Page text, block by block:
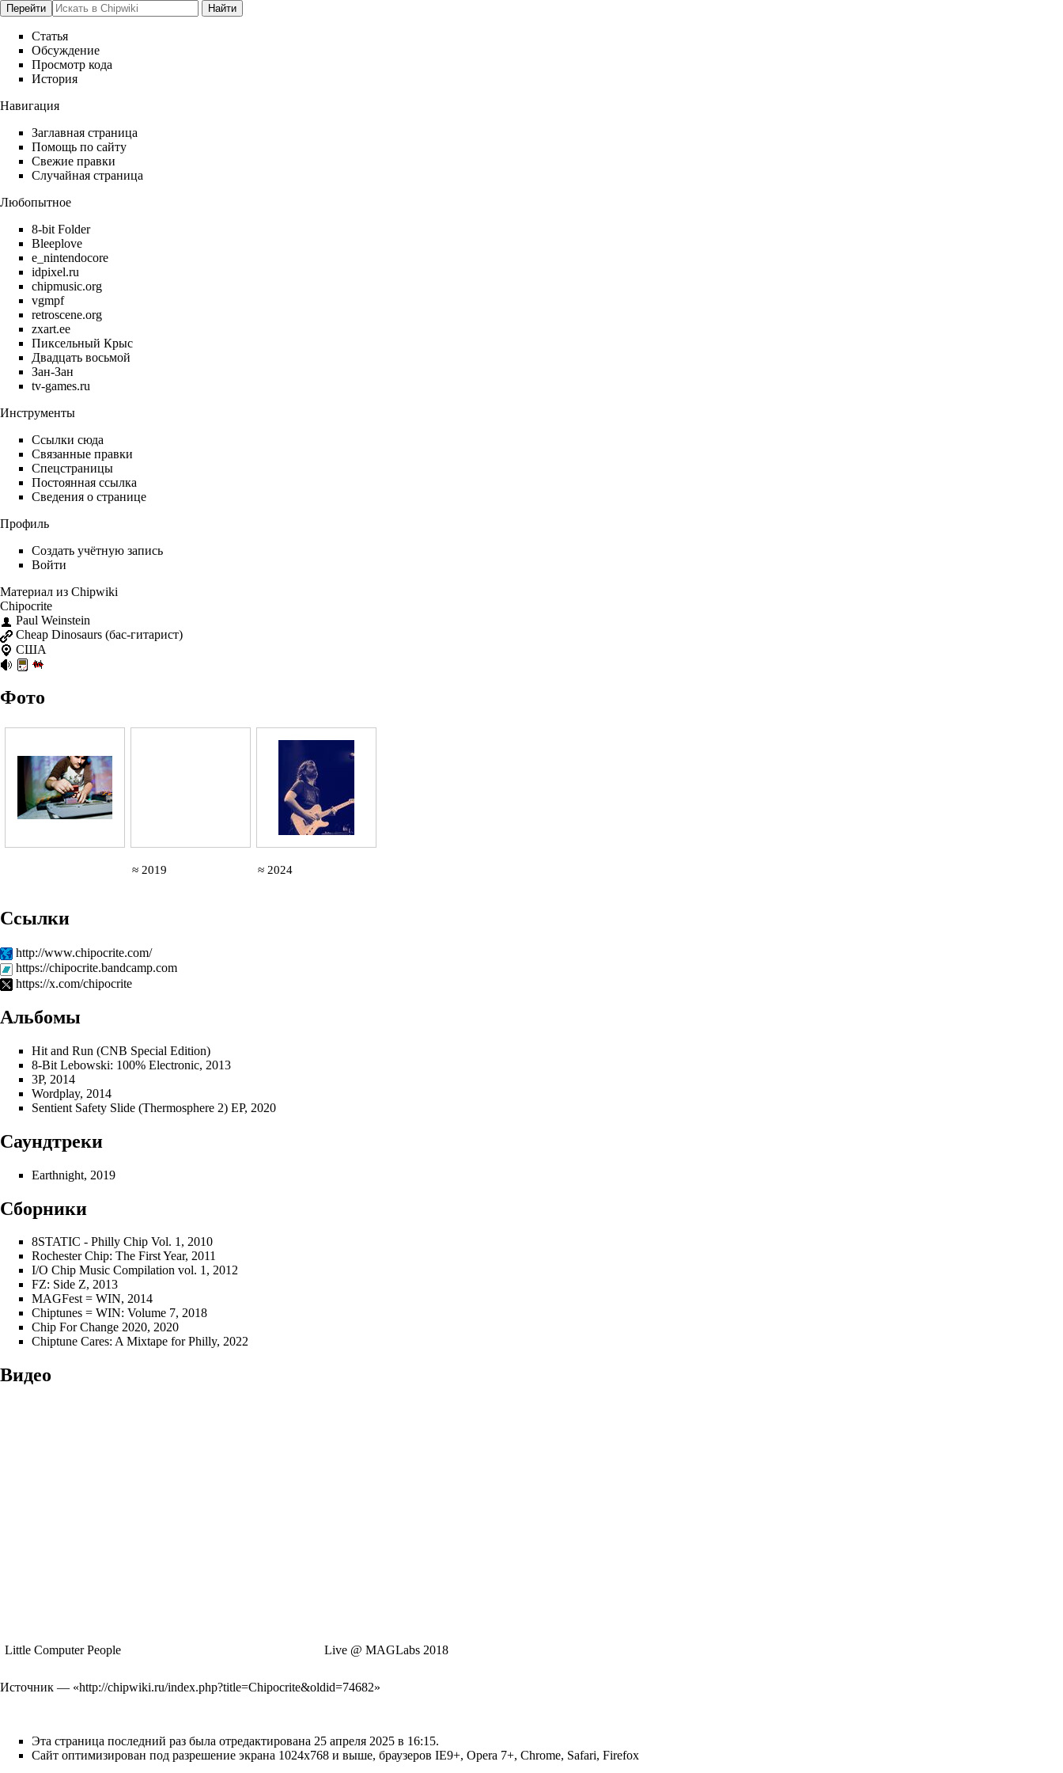
Статья
Обсуждение
Просмотр кода
История
Навигация
Заглавная страница
Помощь по сайту
Свежие правки
Случайная страница
Любопытное
8-bit Folder
Bleeplove
e_nintendocore
idpixel.ru
chipmusic.org
vgmpf
retroscene.org
zxart.ee
Пиксельный Крыс
Двадцать восьмой
Зан-Зан
tv-games.ru
Инструменты
Ссылки сюда
Связанные правки
Спецстраницы
Постоянная ссылка
Сведения о странице
Профиль
Создать учётную запись
Войти
Материал из Chipwiki
Chipocrite
Paul Weinstein
Cheap Dinosaurs (бас-гитарист)
США
Фото
≈ 2019 ≈ 2024
Ссылки
http://www.chipocrite.com/
https://chipocrite.bandcamp.com
https://x.com/chipocrite
Альбомы
Hit and Run (CNB Special Edition)
8-Bit Lebowski: 100% Electronic, 2013
3P, 2014
Wordplay, 2014
Sentient Safety Slide (Thermosphere 2) EP, 2020
Саундтреки
Earthnight, 2019
Сборники
8STATIC - Philly Chip Vol. 1, 2010
Rochester Chip: The First Year, 2011
I/O Chip Music Compilation vol. 1, 2012
FZ: Side Z, 2013
MAGFest = WIN, 2014
Chiptunes = WIN: Volume 7, 2018
Chip For Change 2020, 2020
Chiptune Cares: A Mixtape for Philly, 2022
Видео
Little Computer People Live @ MAGLabs 2018
Источник — «http://chipwiki.ru/index.php?title=Chipocrite&oldid=74682»
Эта страница последний раз была отредактирована 25 апреля 2025 в 16:15.
Сайт оптимизирован под разрешение экрана 1024x768 и выше, браузеров IE9+, Opera 7+, Chrome, Safari, Firefox